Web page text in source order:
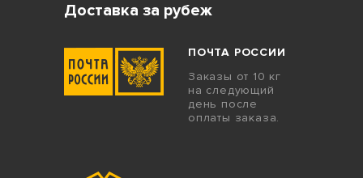
Доставка за рубеж
ПОЧТА РОССИИ
Заказы от 10 кг
на следующий
день после
оплаты заказа.